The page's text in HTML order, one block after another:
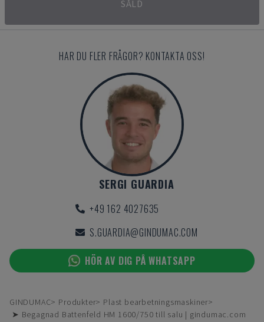
SÅLD
HAR DU FLER FRÅGOR? KONTAKTA OSS!
SERGI GUARDIA
+49 162 4027635
S.GUARDIA@GINDUMAC.COM
HÖR AV DIG PÅ WHATSAPP
GINDUMAC Produkter
Plast bearbetningsmaskiner
➤ Begagnad Battenfeld HM 1600/750 till salu | gindumac.com